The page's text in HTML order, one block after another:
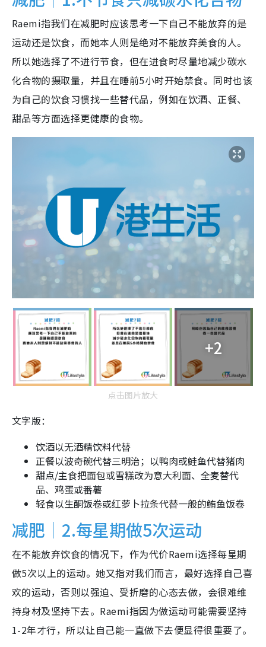
Raemi指我们在减肥时应该思考一下自己不能放弃的是
运动还是饮食，而她本人则是绝对不能放弃美食的人。
所以她选择了不进行节食，但在进食时尽量地减少碳水
化合物的摄取量，并且在睡前5小时开始禁食。同时也该
为自己的饮食习惯找一些替代品，例如在饮酒、正餐、
甜品等方面选择更健康的食物。
+2
点击图片放大
文字版：
饮酒以无酒精饮料代替
正餐以波奇碗代替三明治；以鸭肉或鲑鱼代替猪肉
甜点/主食把面包或雪糕改为意大利面、全麦替代
品、鸡蛋或番薯
轻食以生酮饭卷或红萝卜拉条代替一般的鲔鱼饭卷
减肥｜2.每星期做5次运动
在不能放弃饮食的情况下，作为代价Raemi选择每星期
做5次以上的运动。她又指对我们而言，最好选择自己喜
欢的运动，否则以强迫、受折磨的心态去做，会很难维
持身材及坚持下去。Raemi指因为做运动可能需要坚持
1-2年才行，所以让自己能一直做下去便显得很重要了。